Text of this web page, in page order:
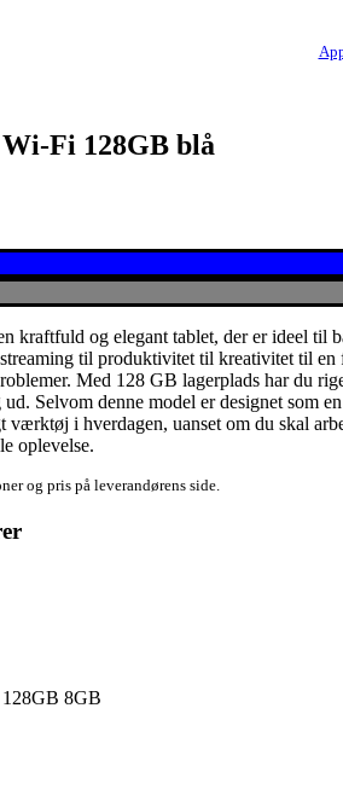
Fi 128GB blå
kraftfuld og elegant tablet, der er ideel til
til produktivitet til kreativitet til
Med 128 GB lagerplads har du
Selvom denne model er designet som
i hverdagen, uanset om du skal
oplevelse.
og pris på leverandørens side.
8GB